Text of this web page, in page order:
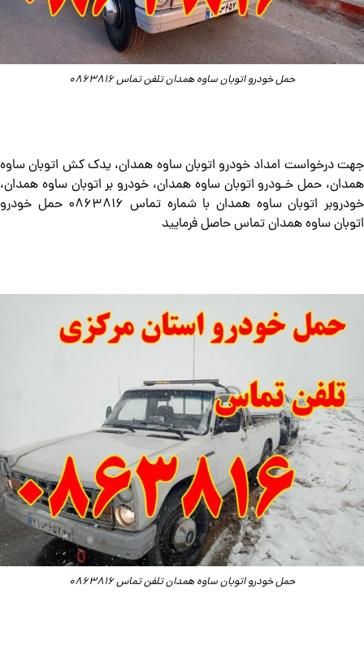
حمل خودرو اتوبان ساوه همدان تلفن تماس 0863816
جهت درخواست امداد خودرو اتوبان ساوه همدان، یدک کش اتوبان ساوه
همدان​، حمل خـودرو اتوبان ساوه همدان، خودرو بر اتوبان ساوه همدان،
خودروبر اتوبان ساوه همدان با شماره تماس 0863816 حمل خودرو
اتوبان ساوه همدان تماس حاصل فرمایید
حمل خودرو اتوبان ساوه همدان تلفن تماس 0863816